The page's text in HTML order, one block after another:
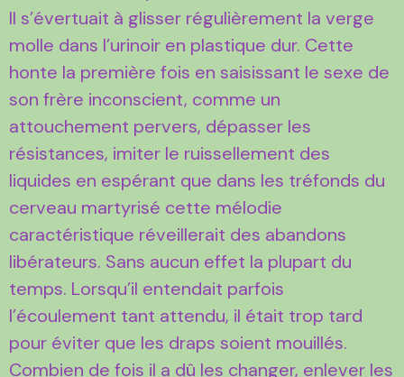
Il s’évertuait à glisser régulièrement la verge
molle dans l’urinoir en plastique dur. Cette
honte la première fois en saisissant le sexe de
son frère inconscient, comme un
attouchement pervers, dépasser les
résistances, imiter le ruissellement des
liquides en espérant que dans les tréfonds du
cerveau martyrisé cette mélodie
caractéristique réveillerait des abandons
libérateurs. Sans aucun effet la plupart du
temps. Lorsqu’il entendait parfois
l’écoulement tant attendu, il était trop tard
pour éviter que les draps soient mouillés.
Combien de fois il a dû les changer, enlever les